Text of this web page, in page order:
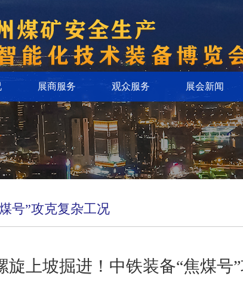
展商服务 观众服务 展会新闻
号”攻克复杂工况
旋上坡掘进！中铁装备“焦煤号